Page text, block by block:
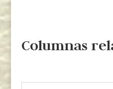
Columnas